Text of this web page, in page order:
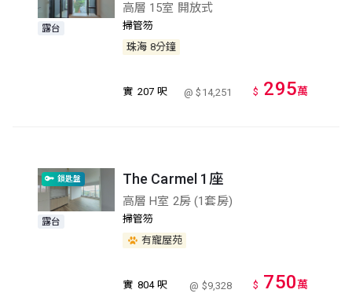
露台
高層 15室 開放式
掃管笏
珠海 8分鐘
實 207 呎 @ $14,251 $ 295萬
鎖匙盤
露台
The Carmel 1座
高層 H室 2房 (1套房)
掃管笏
有寵屋苑
實 804 呎 @ $9,328 $ 750萬